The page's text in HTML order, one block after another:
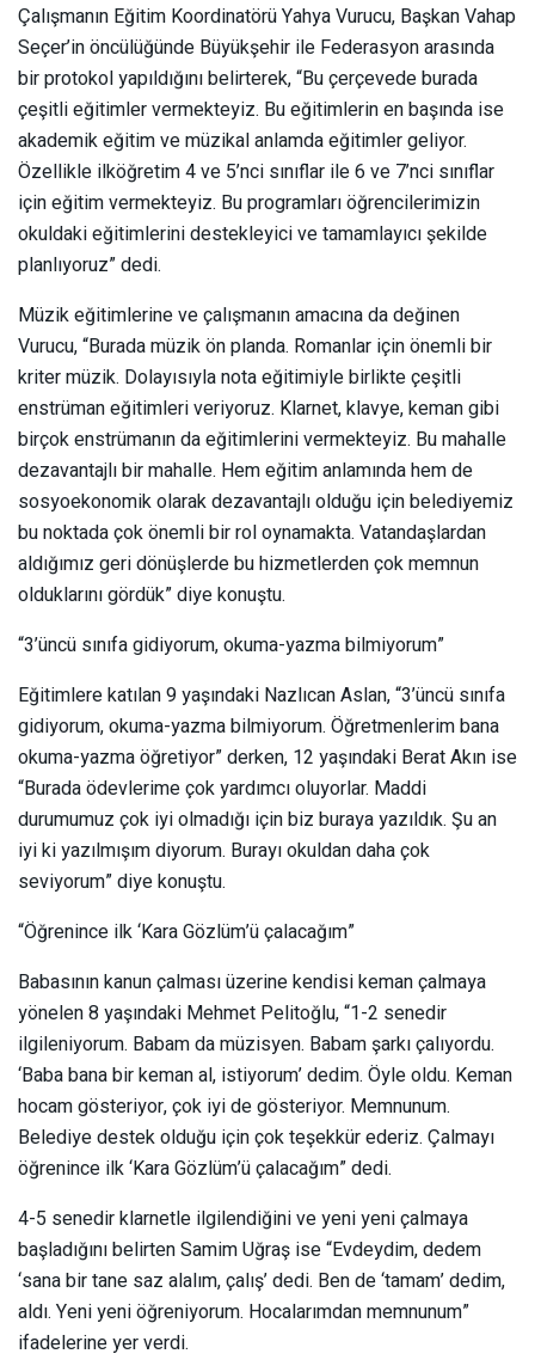
Çalışmanın Eğitim Koordinatörü Yahya Vurucu, Başkan Vahap
Seçer’in öncülüğünde Büyükşehir ile Federasyon arasında
bir protokol yapıldığını belirterek, “Bu çerçevede burada
çeşitli eğitimler vermekteyiz. Bu eğitimlerin en başında ise
akademik eğitim ve müzikal anlamda eğitimler geliyor.
Özellikle ilköğretim 4 ve 5’nci sınıflar ile 6 ve 7’nci sınıflar
için eğitim vermekteyiz. Bu programları öğrencilerimizin
okuldaki eğitimlerini destekleyici ve tamamlayıcı şekilde
planlıyoruz” dedi.
Müzik eğitimlerine ve çalışmanın amacına da değinen
Vurucu, “Burada müzik ön planda. Romanlar için önemli bir
kriter müzik. Dolayısıyla nota eğitimiyle birlikte çeşitli
enstrüman eğitimleri veriyoruz. Klarnet, klavye, keman gibi
birçok enstrümanın da eğitimlerini vermekteyiz. Bu mahalle
dezavantajlı bir mahalle. Hem eğitim anlamında hem de
sosyoekonomik olarak dezavantajlı olduğu için belediyemiz
bu noktada çok önemli bir rol oynamakta. Vatandaşlardan
aldığımız geri dönüşlerde bu hizmetlerden çok memnun
olduklarını gördük” diye konuştu.
“3’üncü sınıfa gidiyorum, okuma-yazma bilmiyorum”
Eğitimlere katılan 9 yaşındaki Nazlıcan Aslan, “3’üncü sınıfa
gidiyorum, okuma-yazma bilmiyorum. Öğretmenlerim bana
okuma-yazma öğretiyor” derken, 12 yaşındaki Berat Akın ise
“Burada ödevlerime çok yardımcı oluyorlar. Maddi
durumumuz çok iyi olmadığı için biz buraya yazıldık. Şu an
iyi ki yazılmışım diyorum. Burayı okuldan daha çok
seviyorum” diye konuştu.
“Öğrenince ilk ‘Kara Gözlüm’ü çalacağım”
Babasının kanun çalması üzerine kendisi keman çalmaya
yönelen 8 yaşındaki Mehmet Pelitoğlu, “1-2 senedir
ilgileniyorum. Babam da müzisyen. Babam şarkı çalıyordu.
‘Baba bana bir keman al, istiyorum’ dedim. Öyle oldu. Keman
hocam gösteriyor, çok iyi de gösteriyor. Memnunum.
Belediye destek olduğu için çok teşekkür ederiz. Çalmayı
öğrenince ilk ‘Kara Gözlüm’ü çalacağım” dedi.
4-5 senedir klarnetle ilgilendiğini ve yeni yeni çalmaya
başladığını belirten Samim Uğraş ise “Evdeydim, dedem
‘sana bir tane saz alalım, çalış’ dedi. Ben de ‘tamam’ dedim,
aldı. Yeni yeni öğreniyorum. Hocalarımdan memnunum”
ifadelerine yer verdi.